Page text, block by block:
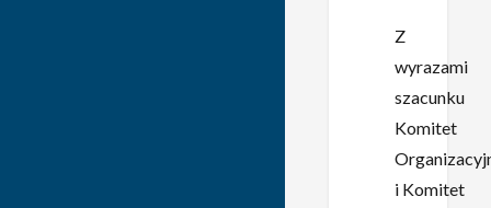
Z
wyrazami
szacunku
Komitet
i Komitet